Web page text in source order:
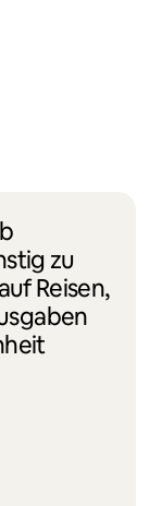
zu
Reisen,